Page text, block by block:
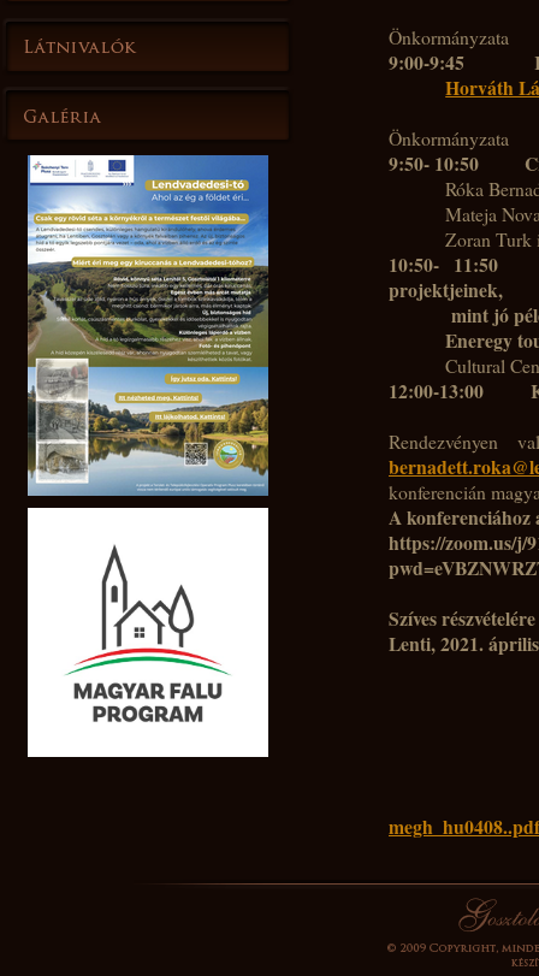
Önkormányzata
9:00-9:45
Horváth
Önkormányzata
9:50- 10:50
Róka
Mateja
Zoran Turk
10:50- 11:50
projektjeinek,
mint jó
Eneregy
Cultural
12:00-13:00
Rendezvényen
konferencián
A
https://zoom.us/j/
Szíves
Lenti, 2021.
megh_hu0408..pdf